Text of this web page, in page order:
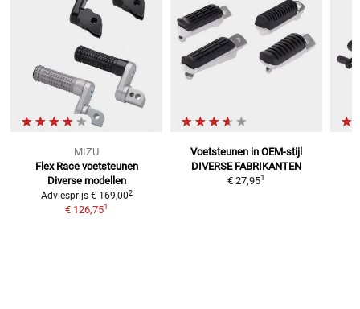
MIZU
Flex Race voetsteunen
Diverse modellen
Adviesprijs € 169,002
€ 126,751
Voetsteunen in OEM-stijl
DIVERSE FABRIKANTEN
€ 27,951